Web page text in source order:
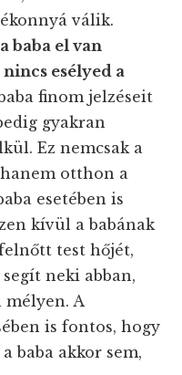
válik.
baba el van
esélyed a
finom jelzéseit
gyakran
Ez nemcsak a
otthon a
esetében is
kívül a babának
test hőjét,
segít neki abban,
A
is fontos, hogy
baba akkor sem,